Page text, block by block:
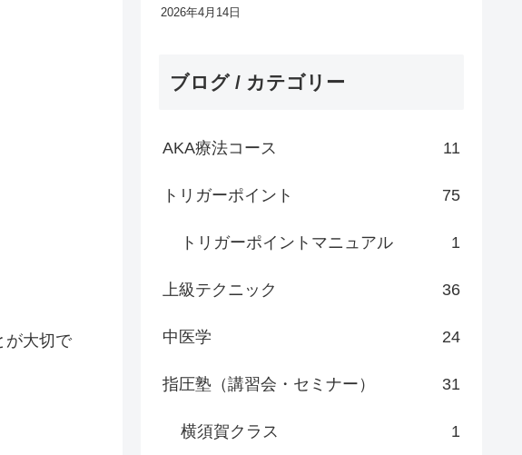
が大切で
2026年4月14日
ブログ / カテゴリー
AKA療法コース 11
トリガーポイント 75
トリガーポイントマニュアル 1
上級テクニック 36
中医学 24
指圧塾（講習会・セミナー） 31
横須賀クラス 1